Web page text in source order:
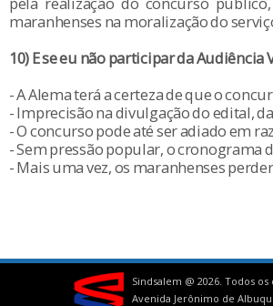
maranhenses na moralização do
10) E se eu não participar da
- A Alema terá a certeza de que o
- Imprecisão na divulgação do edital,
- O concurso pode até ser adiado em
- Sem pressão popular, o cronograma
- Mais uma vez, os maranhenses
Sindsalem @ 2026. Todos
Avenida Jerônimo de